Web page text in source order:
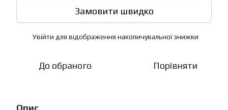
Замовити швидко
Увійти для відображення накопичувальної знижки
До обраного Порівняти
Опис